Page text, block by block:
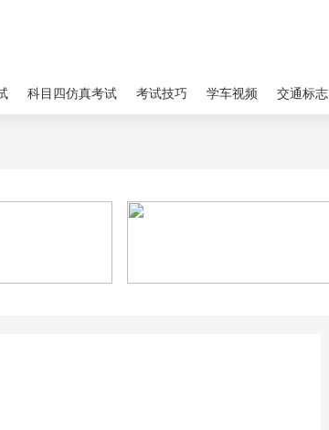
科目四仿真考试 考试技巧 学车视频 交通标志